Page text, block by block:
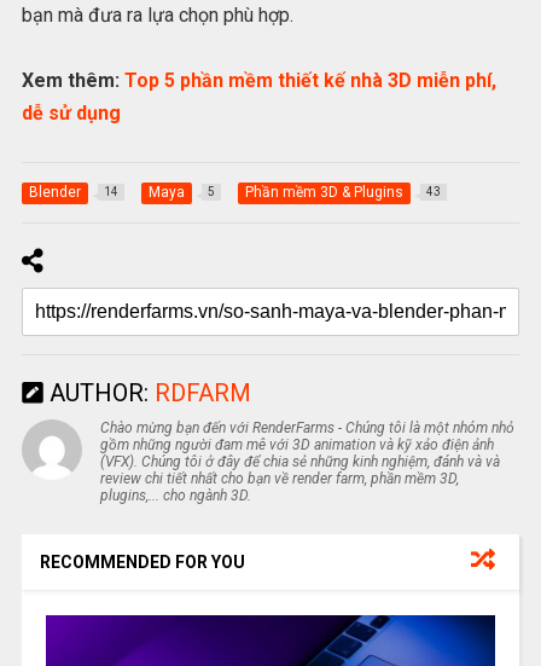
bạn mà đưa ra lựa chọn phù hợp.
Xem thêm: Top 5 phần mềm thiết kế nhà 3D miễn phí,
dễ sử dụng
Blender 14 Maya 5 Phần mềm 3D & Plugins 43
AUTHOR: RDFARM
Chào mừng bạn đến với RenderFarms - Chúng tôi là một nhóm nhỏ
gồm những người đam mê với 3D animation và kỹ xảo điện ảnh
(VFX). Chúng tôi ở đây để chia sẻ những kinh nghiệm, đánh và và
review chi tiết nhất cho bạn về render farm, phần mềm 3D,
plugins,... cho ngành 3D.
RECOMMENDED FOR YOU